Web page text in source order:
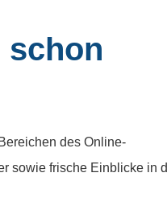
schon
des Online-
sowie frische Einblicke in